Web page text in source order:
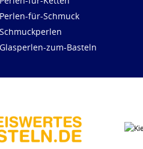
Perlen-für-Schmuck
Schmuckperlen
Glasperlen-zum-Basteln